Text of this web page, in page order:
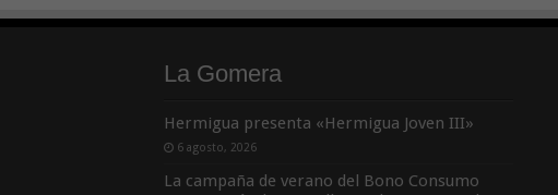
La Gomera
Hermigua presenta «Hermigua Joven III»
6 agosto, 2026
La campaña de verano del Bono Consumo